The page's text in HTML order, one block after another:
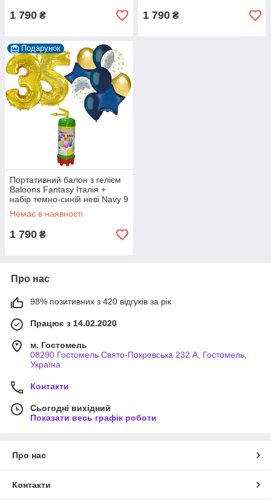
1 790 ₴ 1 790 ₴
Подарунок
Портативний балон з гелієм
Baloons Fantasy Італія +
набір темно-синій неві Navy 9
кульок + цифра 35 золота
Немає в наявності
1 790 ₴
Про нас
98% позитивних з 420 відгуків за рік
Працює з 14.02.2020
м. Гостомель
08290 Гостомель Свято-Покровська 232 А, Гостомель,
Україна
Контакти
Сьогодні вихідний
Показати весь графік роботи
Про нас
Контакти